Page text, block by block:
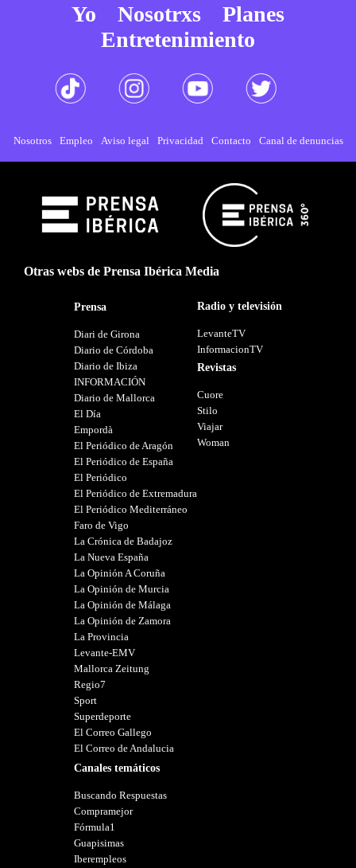
Yo Nosotrxs
Planes
Entretenimiento
Nosotros Empleo Aviso legal Privacidad Contacto Canal de denuncias
Otras webs de Prensa Ibérica Media
Prensa
Diari de Girona
Diario de Córdoba
Diario de Ibiza
INFORMACIÓN
Diario de Mallorca
El Día
Empordà
El Periódico de Aragón
El Periódico de España
El Periódico
El Periódico de Extremadura
El Periódico Mediterráneo
Faro de Vigo
La Crónica de Badajoz
La Nueva España
La Opinión A Coruña
La Opinión de Murcia
La Opinión de Málaga
La Opinión de Zamora
La Provincia
Levante-EMV
Mallorca Zeitung
Regio7
Sport
Superdeporte
El Correo Gallego
El Correo de Andalucia
Canales temáticos
Buscando Respuestas
Compramejor
Fórmula1
Guapisimas
Iberempleos
Radio y televisión
LevanteTV
InformacionTV
Revistas
Cuore
Stilo
Viajar
Woman